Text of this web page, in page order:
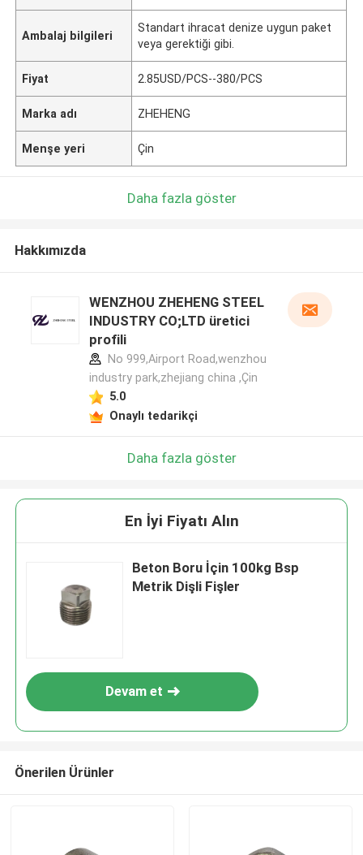
Ambalaj bilgileri
Standart ihracat denize uygun paket
veya gerektiği gibi.
Fiyat 2.85USD/PCS--380/PCS
Marka adı ZHEHENG
Menşe yeri Çin
Daha fazla göster
Hakkımızda
WENZHOU ZHEHENG STEEL
INDUSTRY CO;LTD üretici
profili
No 999,Airport Road,wenzhou
industry park,zhejiang china ,Çin
5.0
Onaylı tedarikçi
Daha fazla göster
En İyi Fiyatı Alın
Beton Boru İçin 100kg Bsp
Metrik Dişli Fişler
Devam et
Önerilen Ürünler